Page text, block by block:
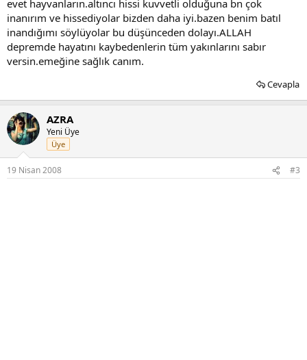
evet hayvanların.altıncı hissi kuvvetli olduğuna bn çok
inanırım ve hissediyolar bizden daha iyi.bazen benim batıl
inandığımı söylüyolar bu düşünceden dolayı.ALLAH
depremde hayatını kaybedenlerin tüm yakınlarını sabır
versin.emeğine sağlık canım.
Cevapla
AZRA
Yeni Üye
Üye
19 Nisan 2008 #3